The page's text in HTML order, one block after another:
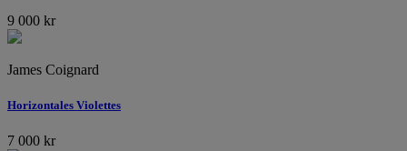
9 000 kr
James Coignard
Horizontales Violettes
7 000 kr